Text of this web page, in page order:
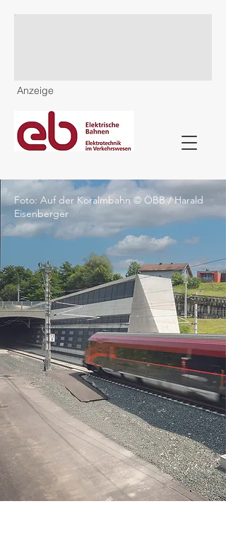
Anzeige
Foto: Auf der Koralmbahn © ÖBB / Harald
Eisenberger